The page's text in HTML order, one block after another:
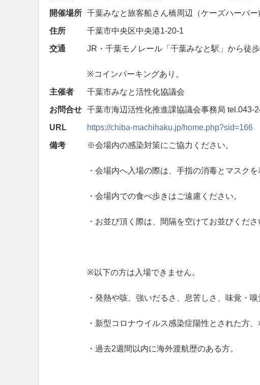
開催場所 千葉みなと旅客船さん橋周辺（ケーズハーバー
住所
千葉市中央区中央港1-20-1
交通
JR・千葉モノレール「千葉みなと駅」から徒
※コインパーキングあり。
主催者
千葉市みなと活性化協議会
お問合せ 千葉市海辺活性化推進課協議会事務局
URL
https://chiba-machihaku.jp/home.php?sid=166
備考
※会場内の感染対策にご協力ください。
・会場内へ入場の際は、手指の消毒とマスクを
・会場内での食べ歩きはご遠慮ください。
・お並び頂く際は、間隔を空けてお並びくださ
※以下の方は入場できません。
・発熱や咳、強いだるさ、息苦しさ、味覚・嗅
・新型コロナウイルス感染症陽性とされた方、
・過去2週間以内に海外渡航歴のある方。